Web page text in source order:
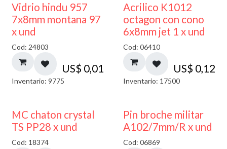
40% DESCUENTO
Vidrio hindu 957
7x8mm montana 97
x und
Cod: 24803
US$ 0,01
Inventario: 9775
Acrilico K1012
octagon con cono
6x8mm jet 1 x und
Cod: 06410
US$ 0,12
Inventario: 17500
MC chaton crystal
TS PP28 x und
Cod: 18374
Pin broche militar
A102/7mm/R x und
Cod: 06869